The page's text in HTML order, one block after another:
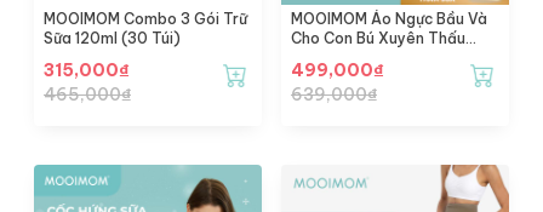
MOOIMOM Combo 3 Gói Trữ
Sữa 120ml (30 Túi)
315,000₫
465,000₫
MOOIMOM Áo Ngực Bầu Và
Cho Con Bú Xuyên Thấu
499,000₫
639,000₫